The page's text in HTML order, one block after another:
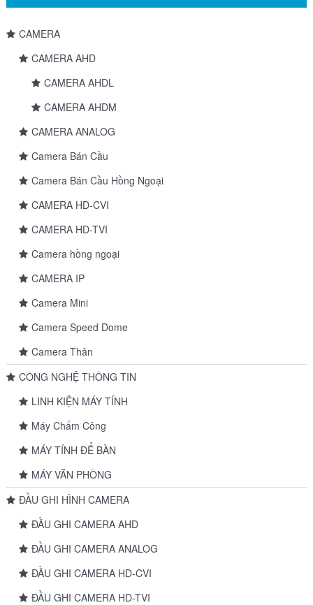
CAMERA
CAMERA AHD
CAMERA AHDL
CAMERA AHDM
CAMERA ANALOG
Camera Bán Cầu
Camera Bán Cầu Hồng Ngoại
CAMERA HD-CVI
CAMERA HD-TVI
Camera hồng ngoại
CAMERA IP
Camera Mini
Camera Speed Dome
Camera Thân
CÔNG NGHỆ THÔNG TIN
LINH KIỆN MÁY TÍNH
Máy Chấm Công
MÁY TÍNH ĐỂ BÀN
MÁY VĂN PHÒNG
ĐẦU GHI HÌNH CAMERA
ĐẦU GHI CAMERA AHD
ĐẦU GHI CAMERA ANALOG
ĐẦU GHI CAMERA HD-CVI
ĐẦU GHI CAMERA HD-TVI